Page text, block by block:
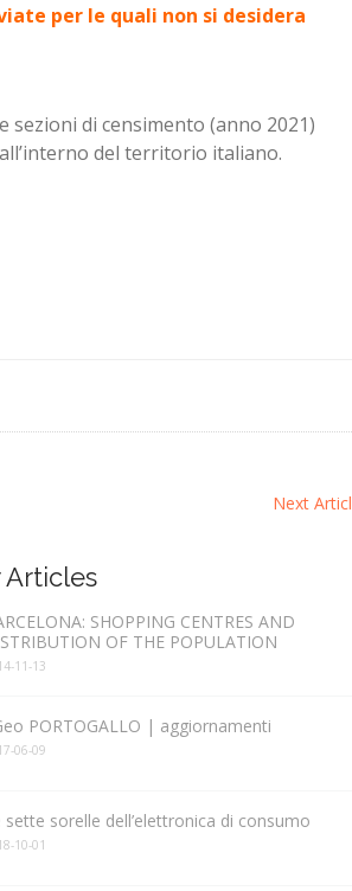
per le quali non si desidera
sezioni di censimento (anno 2021)
del territorio italiano.
Next
Articles
SHOPPING CENTRES AND
OF THE POPULATION
11-13
PORTOGALLO | aggiornamenti
06-09
sette sorelle dell’elettronica di consumo
10-01